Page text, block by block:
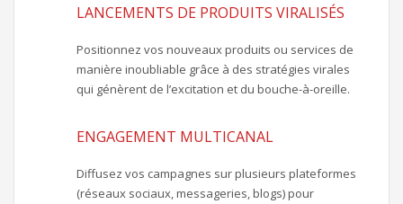
LANCEMENTS DE PRODUITS VIRALISÉS
Positionnez vos nouveaux produits ou services de
manière inoubliable grâce à des stratégies virales
qui génèrent de l’excitation et du bouche-à-oreille.
ENGAGEMENT MULTICANAL
Diffusez vos campagnes sur plusieurs plateformes
(réseaux sociaux, messageries, blogs) pour